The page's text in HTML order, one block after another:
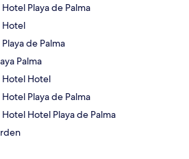
Playa de Palma
Hotel
de Palma
Palma
Hotel Hotel
Playa de Palma
Hotel Playa de Palma